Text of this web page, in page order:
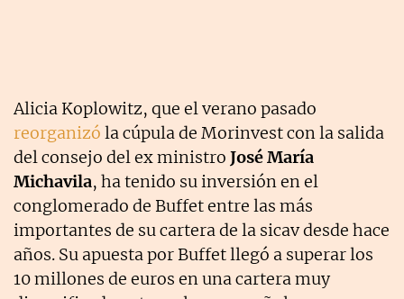
Alicia Koplowitz, que el verano pasado
reorganizó la cúpula de Morinvest con la salida
del consejo del ex ministro José María
Michavila, ha tenido su inversión en el
conglomerado de Buffet entre las más
importantes de su cartera de la sicav desde hace
años. Su apuesta por Buffet llegó a superar los
10 millones de euros en una cartera muy